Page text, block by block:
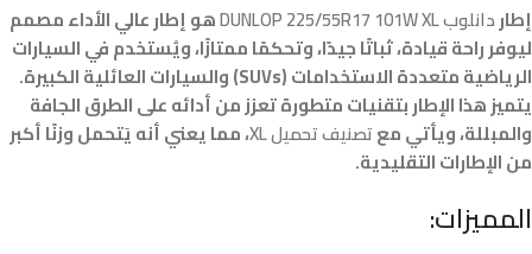
إطاردانلوب DUNLOP 225/55R17 101W XL
هو إطار عالي الأداء مصمم
ليوفر راحة قيادة، ثباتًا جيدًا، وتحكمًا ممتازًا، ويُستخدم في السيارات
الرياضية متعددة الاستخدامات (SUVs) والسيارات العائلية الكبيرة.
يتميز هذا الإطار بتقنيات متطورة تعزز من أدائه على الطرق الجافة
والمبللة، ويأتي معتصنيف تحميل XL
، مما يعني أنه يَتحمل وزنًا أكبر
من الإطارات التقليدية.
المميزات: